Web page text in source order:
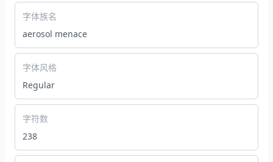
字体族名
aerosol menace
字体风格
Regular
字符数
238